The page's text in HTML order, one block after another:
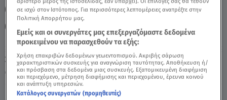
Σάββατο 8 Αυγούστου 2026
18.10.21, 12:31 ΖΩΔΙΑ
ΑΣΤΡΟΛΟΓΙΚΕΣ ΠΡΟΒΛΕΨΕΙΣ
ΑΣΤΡΟΛΟΓΙΚΕΣ ΠΡΟΒΛΕΨΕΙΣ
BREAKFAST@STAR
σε ισχύ στον Ιστότοπος. Για περισσότερες λεπτομέρειες ανατρέξτε στην
Πολιτική Απορρήτου μας.
Εμείς και οι συνεργάτες μας επεξεργαζόμαστε δεδομένα
προκειμένου να παρασχεθούν τα εξής:
Χρήση επακριβών δεδομένων γεωεντοπισμού. Ακριβής σάρωση
χαρακτηριστικών συσκευής για αναγνώριση ταυτότητας. Αποθήκευση ή/
και πρόσβαση στα δεδομένα μιας συσκευής. Εξατομικευμένη διαφήμιση
και περιεχόμενο, μέτρηση διαφήμισης και περιεχομένου, έρευνα κοινού
και ανάπτυξη υπηρεσιών.
Κατάλογος συνεργατών (προμηθευτές)